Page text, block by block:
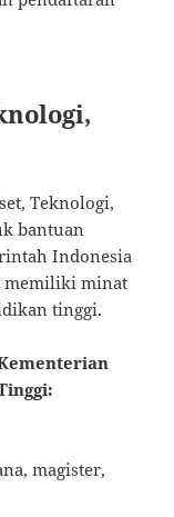
Teknologi,
bantuan
Indonesia
memiliki minat
tinggi.
magister,